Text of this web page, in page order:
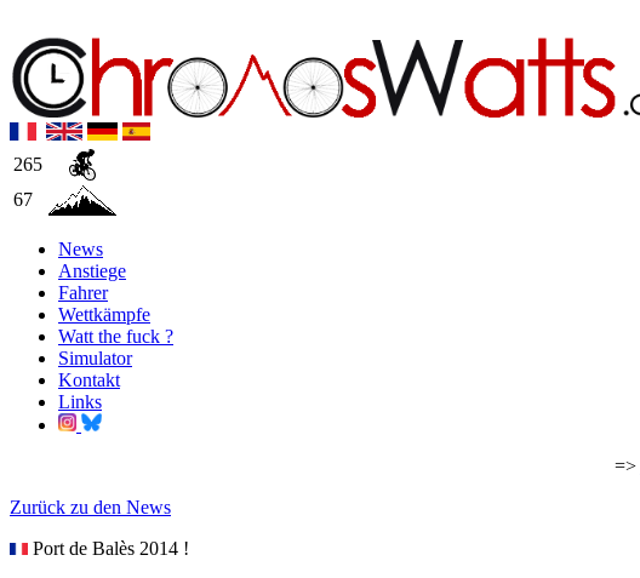
265
67
News
Anstiege
Fahrer
Wettkämpfe
Watt the fuck ?
Simulator
Kontakt
Links
=>
Zurück zu den News
Port de Balès 2014 !